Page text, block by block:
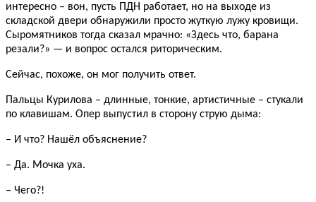
интересно – вон, пусть ПДН работает, но на выходе из
складской двери обнаружили просто жуткую лужу кровищи.
Сыромятников тогда сказал мрачно: «Здесь что, барана
резали?» — и вопрос остался риторическим.
Сейчас, похоже, он мог получить ответ.
Пальцы Курилова – длинные, тонкие, артистичные – стукали
по клавишам. Опер выпустил в сторону струю дыма:
– И что? Нашёл объяснение?
– Да. Мочка уха.
– Чего?!